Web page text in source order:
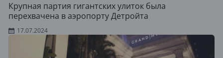
Крупная партия гигантских улиток была
перехвачена в аэропорту Детройта
17.07.2024